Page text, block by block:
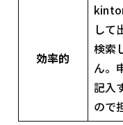
効率的
して
検索
ん。
記入
ので